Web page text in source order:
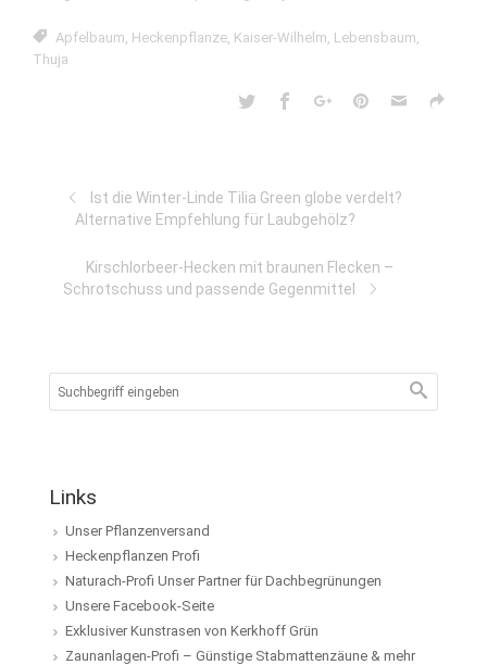
Apfelbaum, Heckenpflanze, Kaiser-Wilhelm, Lebensbaum,
Thuja
Ist die Winter-Linde Tilia Green globe verdelt?
Alternative Empfehlung für Laubgehölz?
Kirschlorbeer-Hecken mit braunen Flecken –
Schrotschuss und passende Gegenmittel
Links
Unser Pflanzenversand
Heckenpflanzen Profi
Naturach-Profi Unser Partner für Dachbegrünungen
Unsere Facebook-Seite
Exklusiver Kunstrasen von Kerkhoff Grün
Zaunanlagen-Profi – Günstige Stabmattenzäune & mehr